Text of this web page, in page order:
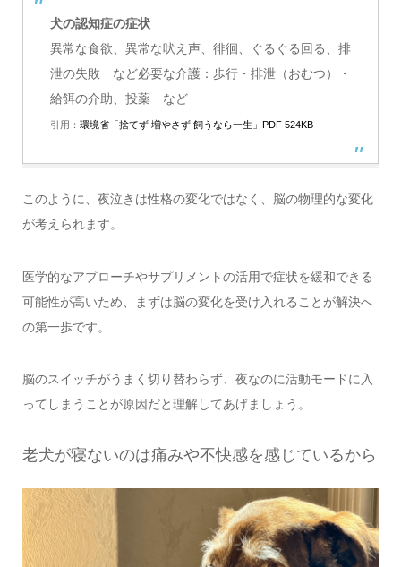
犬の認知症の症状
異常な食欲、異常な吠え声、徘徊、ぐるぐる回る、排
泄の失敗 など必要な介護：歩行・排泄（おむつ）・
給餌の介助、投薬 など
引用： 環境省「捨てず 増やさず 飼うなら一生」PDF 524KB
このように、夜泣きは性格の変化ではなく、脳の物理的な変化
が考えられます。
医学的なアプローチやサプリメントの活用で症状を緩和できる
可能性が高いため、まずは脳の変化を受け入れることが解決へ
の第一歩です。
脳のスイッチがうまく切り替わらず、夜なのに活動モードに入
ってしまうことが原因だと理解してあげましょう。
老犬が寝ないのは痛みや不快感を感じているから